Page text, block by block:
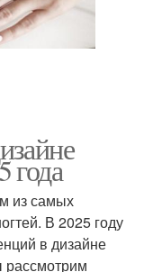
года
из самых
В 2025 году
в дизайне
рассмотрим